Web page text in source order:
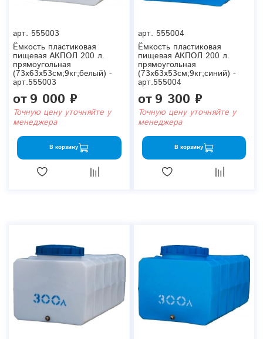
арт. 555003
Ёмкость пластиковая
пищевая АКПОЛ 200 л.
прямоугольная
(73x63x53см;9кг;белый) -
арт.555003
от9 000 ₽
Точную цену уточняйте у
менеджера
В корзину
арт. 555004
Ёмкость пластиковая
пищевая АКПОЛ 200 л.
прямоугольная
(73x63x53см;9кг;синий) -
арт.555004
от9 300 ₽
Точную цену уточняйте у
менеджера
В корзину